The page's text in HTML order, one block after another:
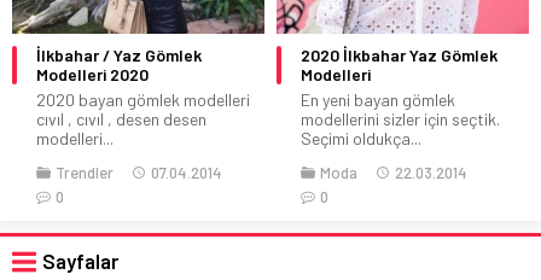
İlkbahar / Yaz Gömlek
Modelleri 2020
2020 bayan gömlek modelleri
cıvıl , cıvıl , desen desen
modelleri...
Trendler
07.04.2014
0
2020 İlkbahar Yaz Gömlek
Modelleri
En yeni bayan gömlek
modellerini sizler için seçtik.
Seçimi oldukça...
Moda
22.03.2014
0
Sayfalar